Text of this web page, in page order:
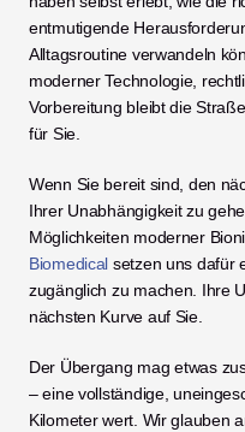
entmutigende
Alltagsroutine verwandeln
moderner Technologie,
Vorbereitung bleibt die
für Sie.
Wenn Sie bereit sind, den
Ihrer Unabhängigkeit zu
Möglichkeiten moderner
Biomedical setzen uns dafür
zugänglich zu machen. Ihre
nächsten Kurve auf Sie.
Der Übergang mag etwas
– eine vollständige,
Kilometer wert. Wir glauben